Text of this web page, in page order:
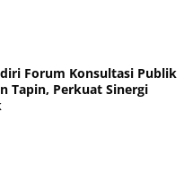
Forum Konsultasi Publik
Tapin, Perkuat Sinergi